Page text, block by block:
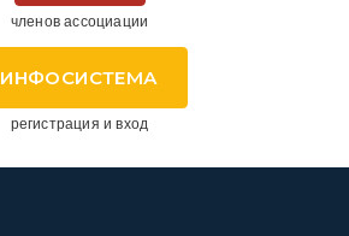
членов ассоциации
ИНФОСИСТЕМА
регистрация и вход